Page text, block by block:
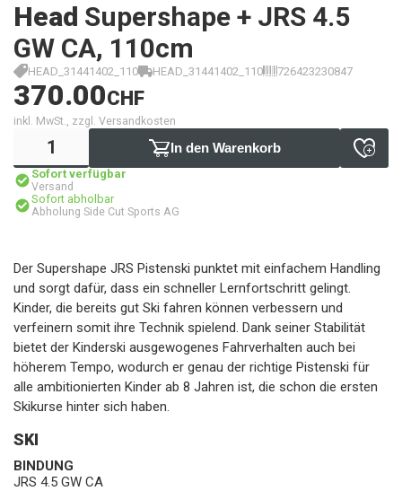
Head Supershape + JRS 4.5
GW CA, 110cm
HEAD_31441402_110 HEAD_31441402_110 726423230847
370.00CHF
inkl. MwSt., zzgl. Versandkosten
In den Warenkorb
Sofort verfügbar
Versand
Sofort abholbar
Abholung Side Cut Sports AG
Der Supershape JRS Pistenski punktet mit einfachem Handling
und sorgt dafür, dass ein schneller Lernfortschritt gelingt.
Kinder, die bereits gut Ski fahren können verbessern und
verfeinern somit ihre Technik spielend. Dank seiner Stabilität
bietet der Kinderski ausgewogenes Fahrverhalten auch bei
höherem Tempo, wodurch er genau der richtige Pistenski für
alle ambitionierten Kinder ab 8 Jahren ist, die schon die ersten
Skikurse hinter sich haben.
SKI
BINDUNG
JRS 4.5 GW CA